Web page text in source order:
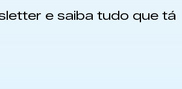
e saiba tudo que tá